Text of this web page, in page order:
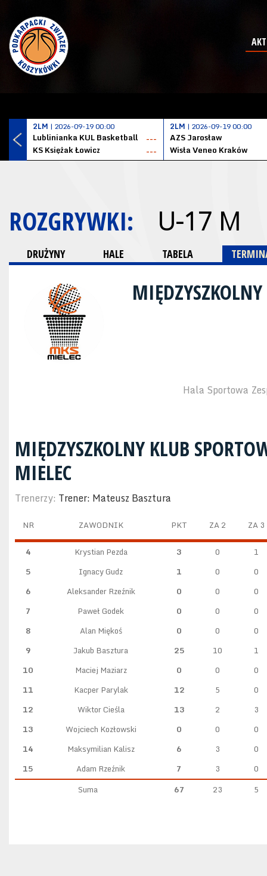
2LM | 2026-09-19 00:00
Lublinianka KUL Basketball
---
KS Księżak Łowicz
---
2LM | 2026-09-19 00:00
AZS Jarosław
Wisła Veneo Kraków
ROZGRYWKI: U-17 M
DRUŻYNY HALE TABELA
Hala Sportowa
MIĘDZYSZKOLNY KLUB
MIELEC
Trenerzy: Trener: Mateusz Basztura
NR ZAWODNIK PKT ZA 2 ZA 3
4 Krystian Pezda 3 0
1
5
Ignacy Gudz 1 0
0
6
Aleksander Rzeźnik 0 0
0
7
Paweł Godek 0 0
0
8
Alan Miękoś 0 0
0
9
Jakub Basztura 25 10
1
10
Maciej Maziarz 0 0
0
11
Kacper Parylak 12 5
0
12
Wiktor Cieśla 13 2
3
13
Wojciech Kozłowski 0 0
0
14
Maksymilian Kalisz 6 3
0
15
Adam Rzeźnik 7 3
0
Suma
67 23 5